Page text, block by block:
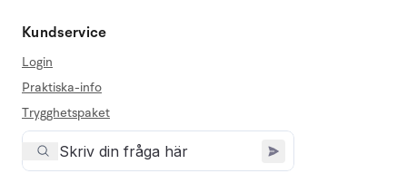
Kundservice
Login
Praktiska-info
Trygghetspaket